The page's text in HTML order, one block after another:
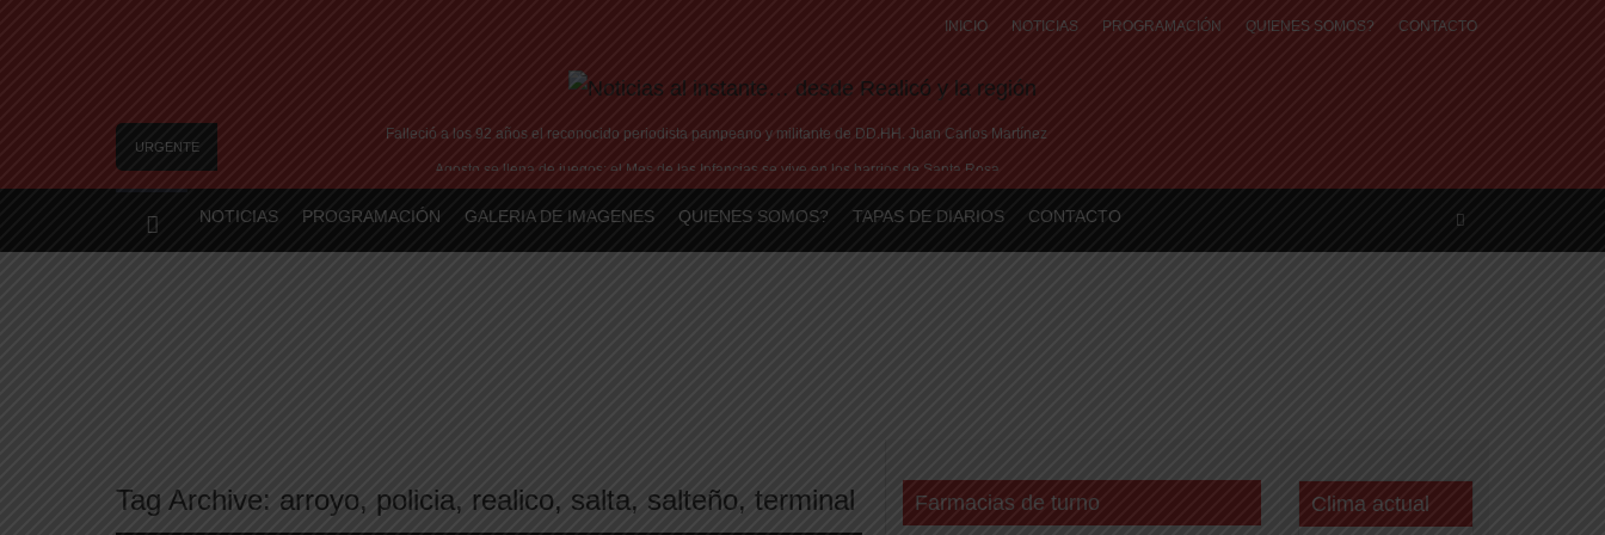
INICIO NOTICIAS PROGRAMACIÓN QUIENES SOMOS? CONTACTO
URGENTE
Falleció a los 92 años el reconocido periodista pampeano y militante de DD.HH. Juan Carlos Martínez
Agosto se llena de juegos: el Mes de las Infancias se vive en los barrios de Santa Rosa
Realicó: avanzan los preparativos y la actualización de datos para adjudicar las 25 viviendas del IPAV
NOTICIAS PROGRAMACIÓN GALERIA DE IMAGENES QUIENES SOMOS? TAPAS DE DIARIOS CONTACTO
Tag Archive: arroyo, policia, realico, salta, salteño, terminal Farmacias de turno Clima actual